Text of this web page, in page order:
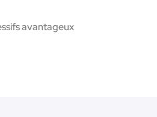
avantageux